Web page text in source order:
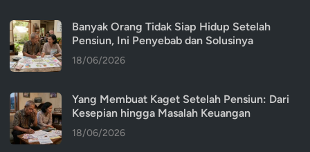
Banyak Orang Tidak Siap Hidup Setelah
Pensiun, Ini Penyebab dan Solusinya
18/06/2026
Yang Membuat Kaget Setelah Pensiun: Dari
Kesepian hingga Masalah Keuangan
18/06/2026